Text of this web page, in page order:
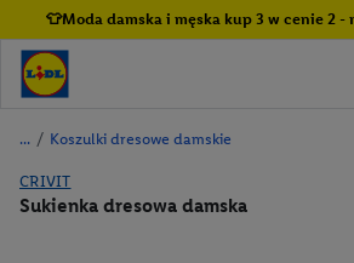
👕Moda damska i męska kup 3 w cenie 2 -
/ Koszulki dresowe damskie
CRIVIT
Sukienka dresowa damska